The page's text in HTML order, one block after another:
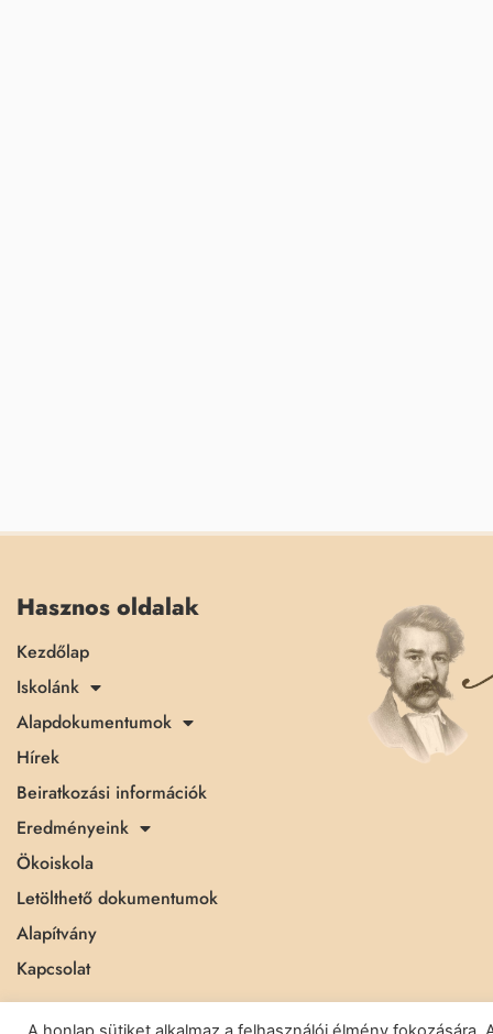
Hasznos oldalak
Kezdőlap
Iskolánk
Alapdokumentumok
Hírek
Beiratkozási információk
Eredményeink
Ökoiskola
Letölthető dokumentumok
Alapítvány
Kapcsolat